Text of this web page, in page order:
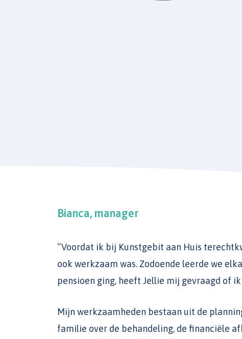
Bianca, manager
“Voordat ik bij Kunstgebit aan Huis
ook werkzaam was. Zodoende leerde we
pensioen ging, heeft Jellie mij gevraagd of
Mijn werkzaamheden bestaan uit de
familie over de behandeling, de financiële